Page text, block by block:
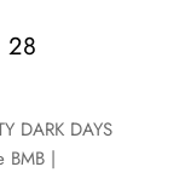
28
DARK DAYS
BMB |